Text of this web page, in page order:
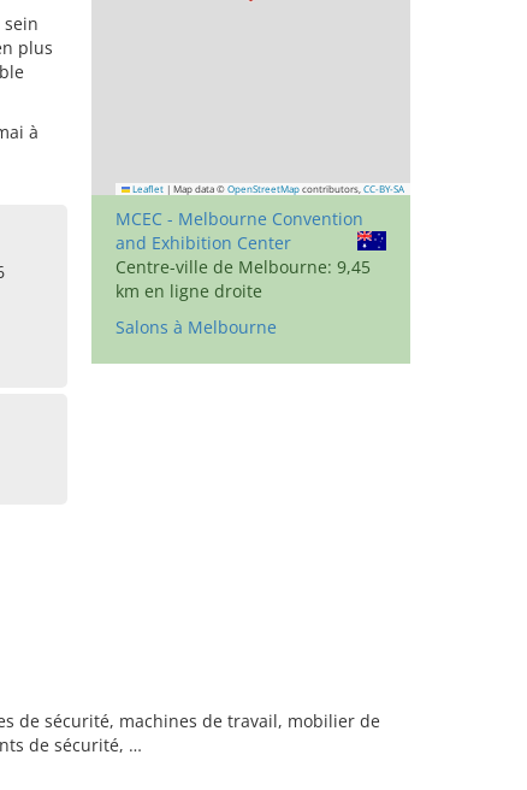
plus
à
Leaflet | Map data © OpenStreetMap contributors, CC-BY-SA
MCEC - Melbourne Convention
and Exhibition Center
Centre-ville de Melbourne: 9,45
km en ligne droite
Salons à Melbourne
de sécurité, machines de travail, mobilier de
de sécurité, …